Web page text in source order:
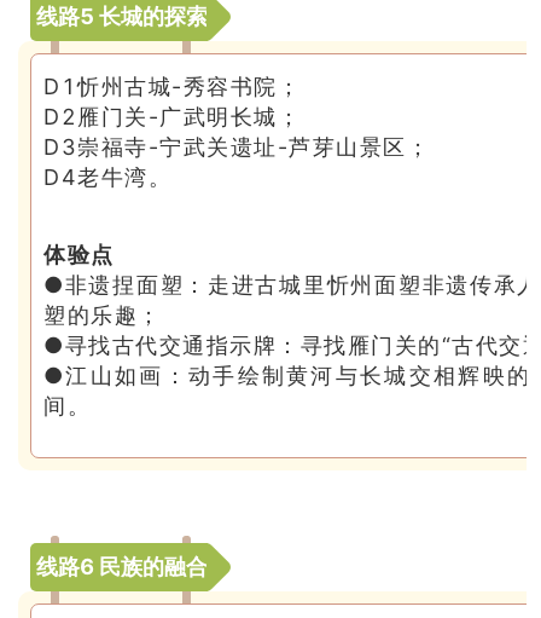
线路5 长城的探索
D1忻州古城-秀容书院；
D2雁门关-广武明长城；
D3崇福寺-宁武关遗址-芦芽山景区；
D4老牛湾。
体验点
●非遗捏面塑：走进古城里忻州面塑非遗传承
塑的乐趣；
●寻找古代交通指示牌：寻找雁门关的“古代交
●江山如画：动手绘制黄河与长城交相辉映的
间。
线路6 民族的融合